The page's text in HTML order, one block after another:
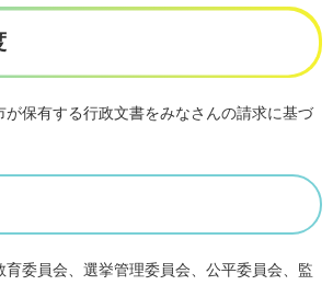
保有する行政文書をみなさんの請求に基づ
委員会、選挙管理委員会、公平委員会、監